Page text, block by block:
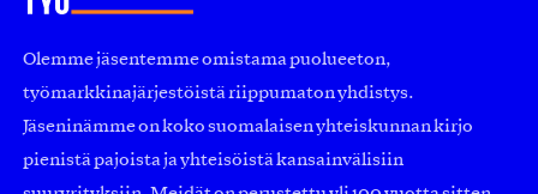
Olemme jäsentemme omistama puolueeton,
työmarkkinajärjestöistä riippumaton yhdistys.
Jäseninämme on koko suomalaisen yhteiskunnan kirjo
pienistä pajoista ja yhteisöistä kansainvälisiin